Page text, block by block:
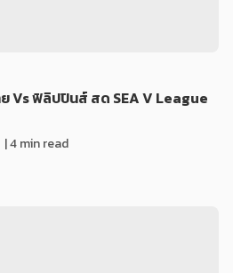
Vs ฟิลิปปินส์ สด SEA V League
| 4 min read